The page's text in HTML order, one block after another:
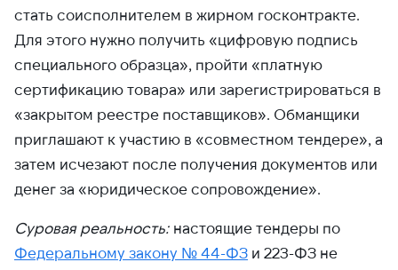
стать соисполнителем в жирном госконтракте.
Для этого нужно получить «цифровую подпись
специального образца», пройти «платную
сертификацию товара» или зарегистрироваться в
«закрытом реестре поставщиков». Обманщики
приглашают к участию в «совместном тендере», а
затем исчезают после получения документов или
денег за «юридическое сопровождение».
Суровая реальность: настоящие тендеры по
Федеральному закону № 44-ФЗ и 223-ФЗ не